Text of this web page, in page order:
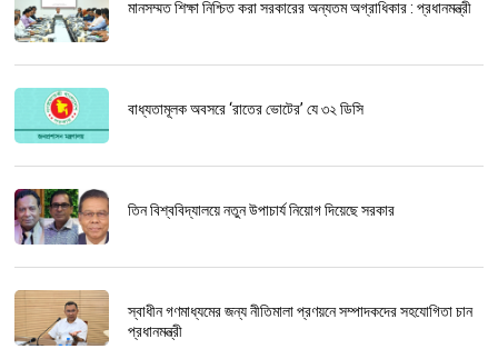
মানসম্মত শিক্ষা নিশ্চিত করা সরকারের অন্যতম অগ্রাধিকার : প্রধানমন্ত্রী
বাধ্যতামূলক অবসরে ‘রাতের ভোটের’ যে ৩২ ডিসি
তিন বিশ্ববিদ্যালয়ে নতুন উপাচার্য নিয়োগ দিয়েছে সরকার
স্বাধীন গণমাধ্যমের জন্য নীতিমালা প্রণয়নে সম্পাদকদের সহযোগিতা চান
প্রধানমন্ত্রী